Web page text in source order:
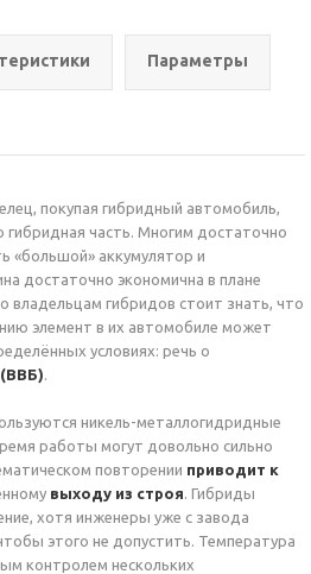
Параметры
покупая гибридный автомобиль,
гибридная часть. Многим достаточно
«большой» аккумулятор и
достаточно экономична в плане
владельцам гибридов стоит знать, что
элемент в их автомобиле может
условиях: речь о
.
никель-металлогидридные
работы могут довольно сильно
повторении приводит к
выходу из строя. Гибриды
хотя инженеры уже с завода
этого не допустить. Температура
контролем нескольких